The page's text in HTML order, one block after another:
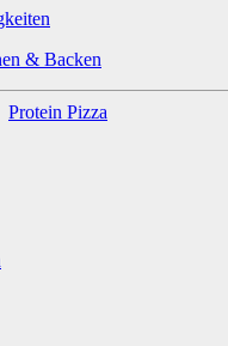
& Backen
Protein Pizza